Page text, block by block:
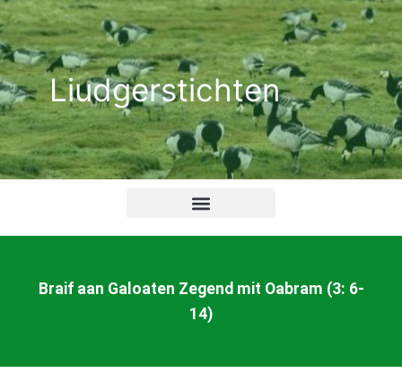
Ga
naar
de
inhoudLiudgerstichten
Braif aan Galoaten Zegend mit Oabram (3: 6-
14)